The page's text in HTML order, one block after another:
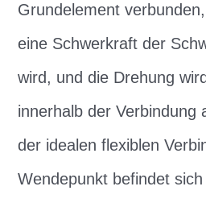
Grundelement
eine Schwerkraft der
wird, und die Drehung
innerhalb der Verbindung
der idealen flexiblen
Wendepunkt befindet